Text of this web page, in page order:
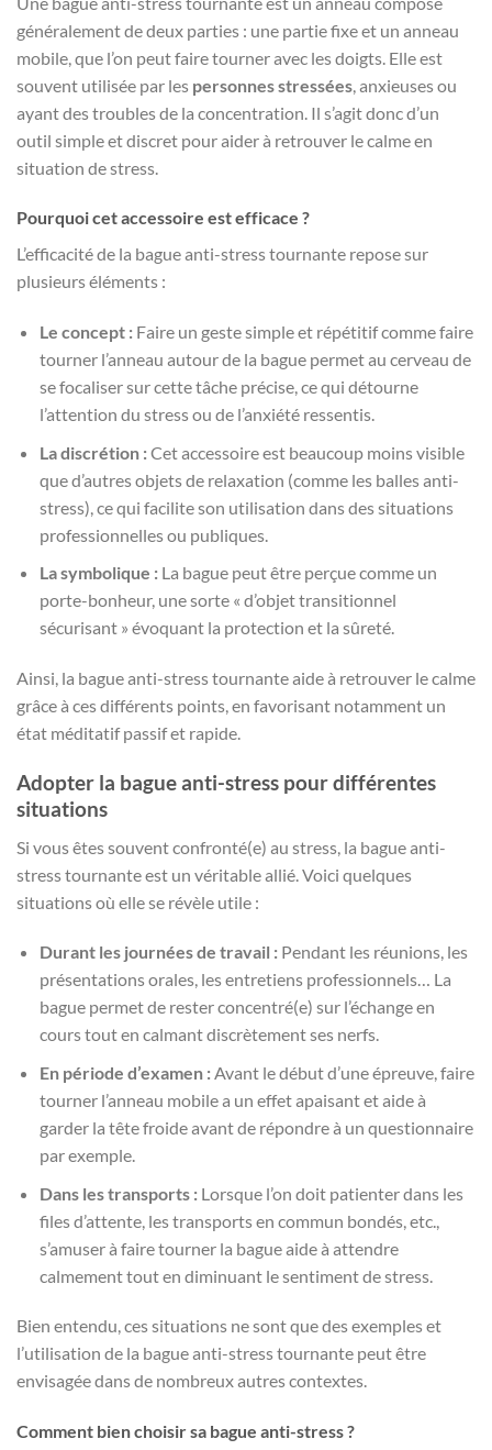
généralement de deux parties : une partie fixe et un anneau
mobile, que l’on peut faire tourner avec les doigts. Elle est
souvent utilisée par les personnes stressées , anxieuses ou
ayant des troubles de la concentration. Il s’agit donc d’un
outil simple et discret pour aider à retrouver le calme en
situation de stress.
Pourquoi cet accessoire est efficace ?
L’efficacité de la bague anti-stress tournante repose sur
plusieurs éléments :
Le concept : Faire un geste simple et répétitif comme faire
tourner l’anneau autour de la bague permet au cerveau de
se focaliser sur cette tâche précise, ce qui détourne
l’attention du stress ou de l’anxiété ressentis.
La discrétion :Cet accessoire est beaucoup moins visible
que d’autres objets de relaxation (comme les balles anti-
stress), ce qui facilite son utilisation dans des situations
professionnelles ou publiques.
La symbolique : La bague peut être perçue comme un
porte-bonheur, une sorte « d’objet transitionnel
sécurisant » évoquant la protection et la sûreté.
Ainsi, la bague anti-stress tournante aide à retrouver le calme
grâce à ces différents points, en favorisant notamment un
état méditatif passif et rapide.
Adopter la bague anti-stress pour différentes
situations
Si vous êtes souvent confronté(e) au stress, la bague anti-
stress tournante est un véritable allié. Voici quelques
situations où elle se révèle utile :
Durant les journées de travail : Pendant les réunions, les
présentations orales, les entretiens professionnels… La
bague permet de rester concentré(e) sur l’échange en
cours tout en calmant discrètement ses nerfs.
En période d’examen :Avant le début d’une épreuve, faire
tourner l’anneau mobile a un effet apaisant et aide à
garder la tête froide avant de répondre à un questionnaire
par exemple.
Dans les transports : Lorsque l’on doit patienter dans les
files d’attente, les transports en commun bondés, etc.,
s’amuser à faire tourner la bague aide à attendre
calmement tout en diminuant le sentiment de stress.
Bien entendu, ces situations ne sont que des exemples et
l’utilisation de la bague anti-stress tournante peut être
envisagée dans de nombreux autres contextes.
Comment bien choisir sa bague anti-stress ?